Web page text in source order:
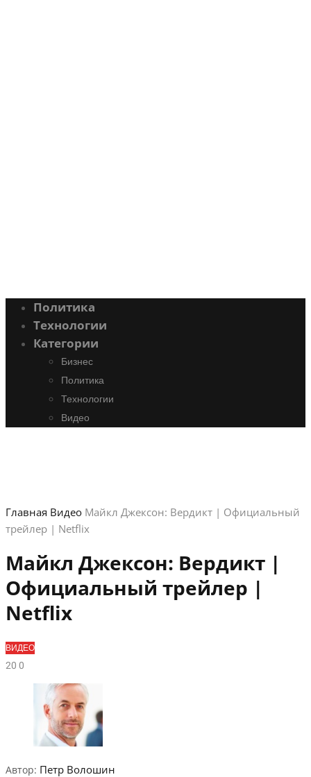
Политика
Технологии
Категории
Бизнес
Политика
Технологии
Видео
Главная Видео Майкл Джексон: Вердикт | Официальный
трейлер | Netflix
Майкл Джексон: Вердикт |
Официальный трейлер |
Netflix
ВИДЕО
200
Автор: Петр Волошин